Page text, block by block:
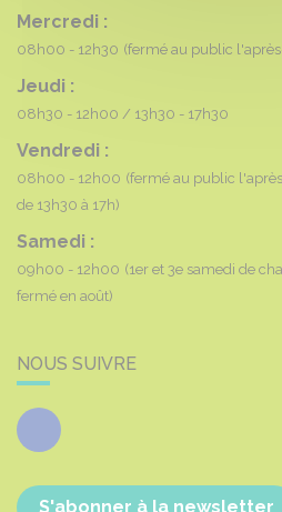
Mercredi :
08h00 - 12h30 (fermé au public
Jeudi :
08h30 - 12h00 13h30 - 17h30
Vendredi :
08h00 - 12h00 (fermé au public
de 13h30 à 17h)
Samedi :
09h00 - 12h00 (1er et 3e samedi de
fermé en août)
NOUS SUIVRE
Facebook
S'abonner à la newsletter